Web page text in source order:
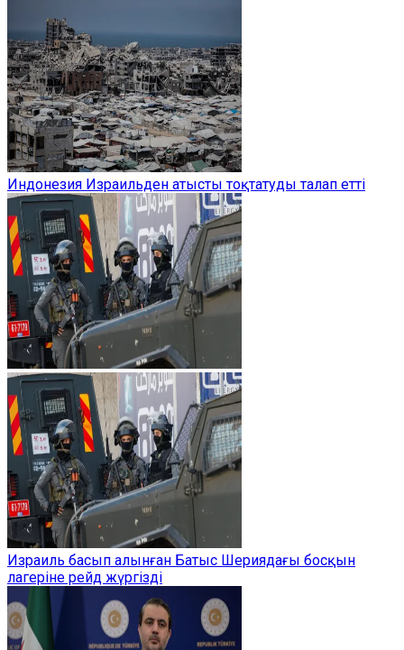
Индонезия Израильден атысты тоқтатуды талап етті
Израиль басып алынған Батыс Шериядағы босқын
лагеріне рейд жүргізді